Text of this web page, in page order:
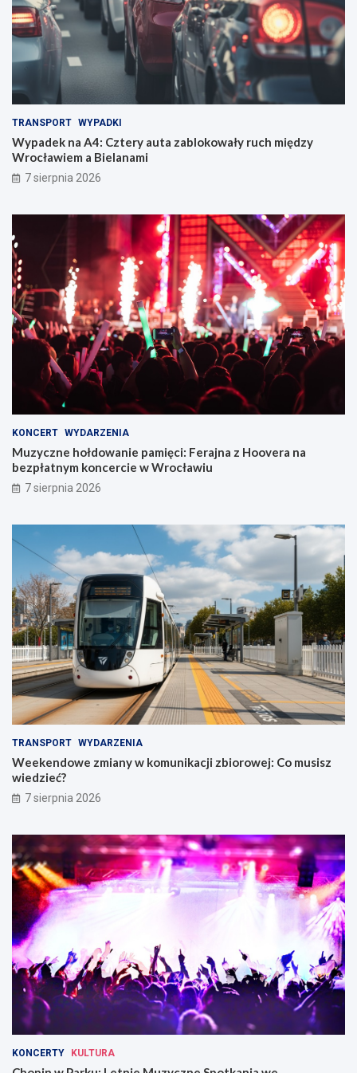
TRANSPORT WYPADKI
Wypadek na A4: Cztery auta zablokowały ruch między
Wrocławiem a Bielanami
7 sierpnia 2026
KONCERT WYDARZENIA
Muzyczne hołdowanie pamięci: Ferajna z Hoovera na
bezpłatnym koncercie w Wrocławiu
7 sierpnia 2026
TRANSPORT WYDARZENIA
Weekendowe zmiany w komunikacji zbiorowej: Co musisz
wiedzieć?
7 sierpnia 2026
KONCERTY KULTURA